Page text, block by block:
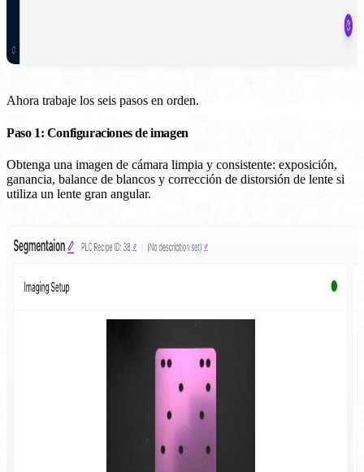
Ahora trabaje los seis pasos en orden.
Paso 1: Configuraciones de imagen
Obtenga una imagen de cámara limpia y consistente: exposición,
ganancia, balance de blancos y corrección de distorsión de lente si
utiliza un lente gran angular.